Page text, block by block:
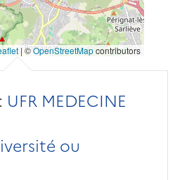
| ©OpenStreetMapcontributors
UFR MEDECINE
ou